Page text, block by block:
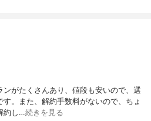
ンがたくさんあり、値段も安いので、選
。また、解約手数料がないので、ちょ
約し…続きを見る